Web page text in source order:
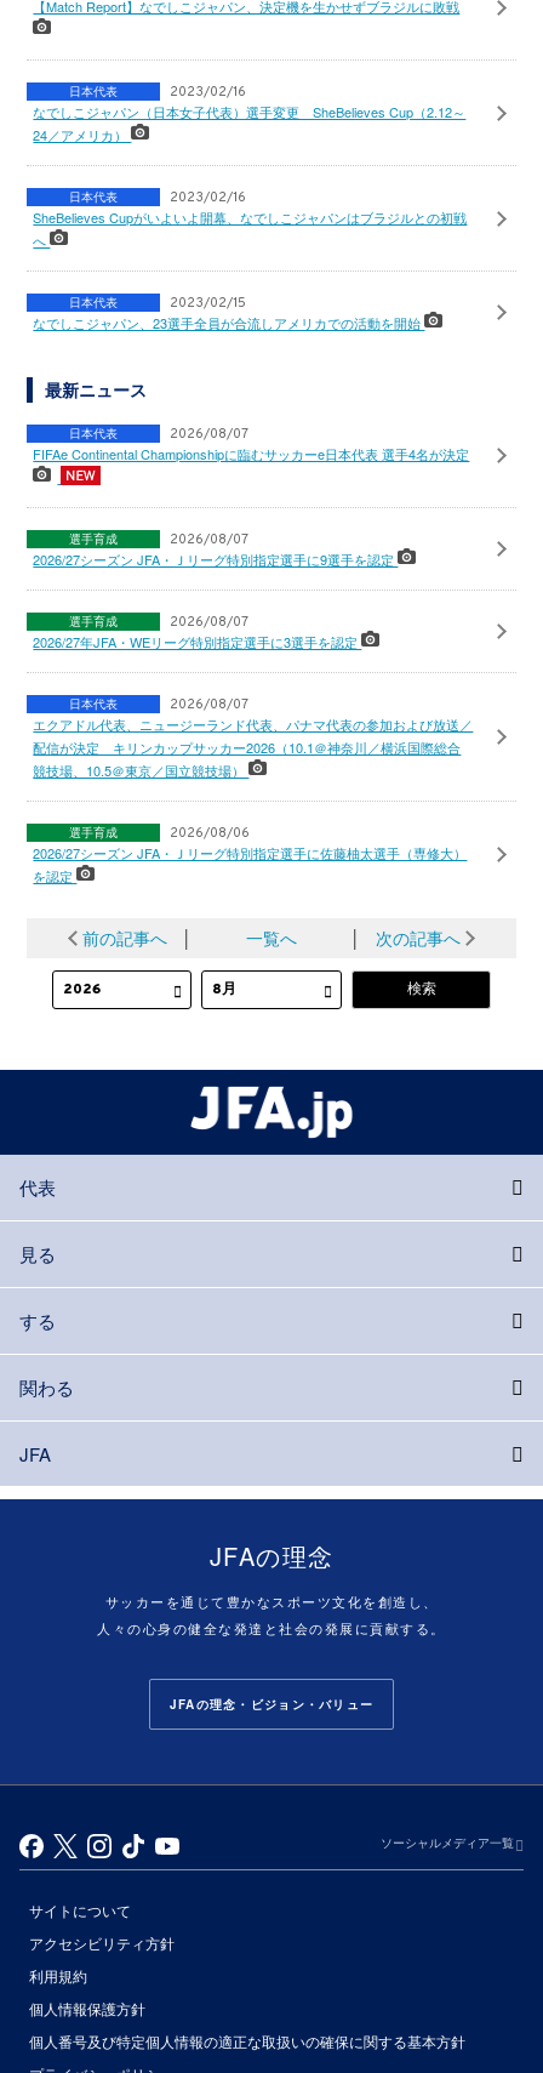
【Match Report】なでしこジャパン、決定機を生かせずブラジルに敗戦
日本代表 2023/02/16
なでしこジャパン（日本女子代表）選手変更 SheBelieves Cup（2.12～
24／アメリカ）
日本代表 2023/02/16
SheBelieves Cupがいよいよ開幕、なでしこジャパンはブラジルとの初戦
へ
日本代表 2023/02/15
なでしこジャパン、23選手全員が合流しアメリカでの活動を開始
最新ニュース
日本代表 2026/08/07
FIFAe Continental Championshipに臨むサッカーe日本代表 選手4名が決定
選手育成 2026/08/07
2026/27シーズン JFA・Ｊリーグ特別指定選手に9選手を認定
選手育成 2026/08/07
2026/27年JFA・WEリーグ特別指定選手に3選手を認定
日本代表 2026/08/07
エクアドル代表、ニュージーランド代表、パナマ代表の参加および放送／
配信が決定 キリンカップサッカー2026（10.1＠神奈川／横浜国際総合
競技場、10.5＠東京／国立競技場）
選手育成 2026/08/06
2026/27シーズン JFA・Ｊリーグ特別指定選手に佐藤柚太選手（専修大）
を認定
前の記事へ │ 一覧へ │ 次の記事へ
代表
見る
する
関わる
JFA
JFAの理念
サッカーを通じて豊かなスポーツ文化を創造し、
人々の心身の健全な発達と社会の発展に貢献する。
JFAの理念・ビジョン・バリュー
ソーシャルメディア一覧
サイトについて
アクセシビリティ方針
利用規約
個人情報保護方針
個人番号及び特定個人情報の適正な取扱いの確保に関する基本方針